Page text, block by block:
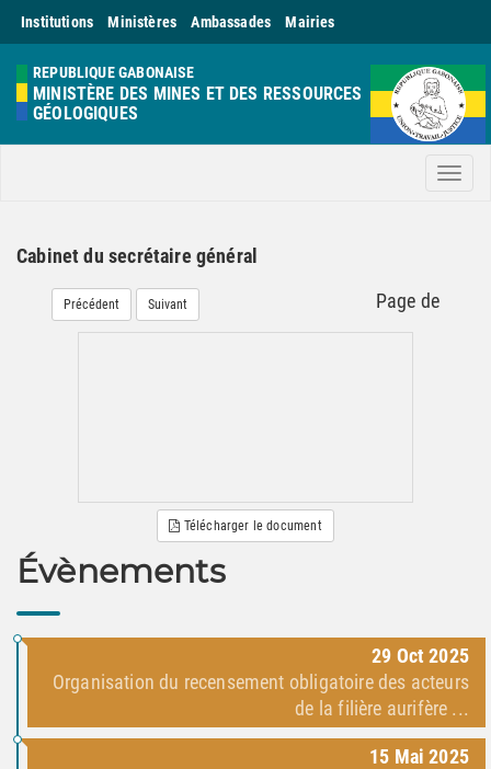
Institutions Ministères Ambassades Mairies
REPUBLIQUE GABONAISE
MINISTÈRE DES MINES ET DES RESSOURCES
GÉOLOGIQUES
Menu
Cabinet du secrétaire général
Précédent Suivant Page de
Télécharger le document
Évènements
29 Oct 2025
Organisation du recensement obligatoire des acteurs
de la filière aurifère ...
15 Mai 2025